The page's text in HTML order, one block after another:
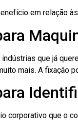
em relação
indústrias que já
mais. A fixação
corporativo que o